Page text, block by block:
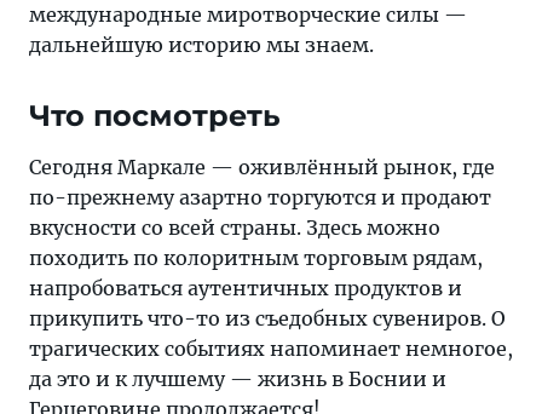
международные миротворческие силы —
дальнейшую историю мы знаем.
Что посмотреть
Сегодня Маркале — оживлённый рынок, где
по-прежнему азартно торгуются и продают
вкусности со всей страны. Здесь можно
походить по колоритным торговым рядам,
напробоваться аутентичных продуктов и
прикупить что-то из съедобных сувениров. О
трагических событиях напоминает немногое,
да это и к лучшему — жизнь в Боснии и
Герцеговине продолжается!